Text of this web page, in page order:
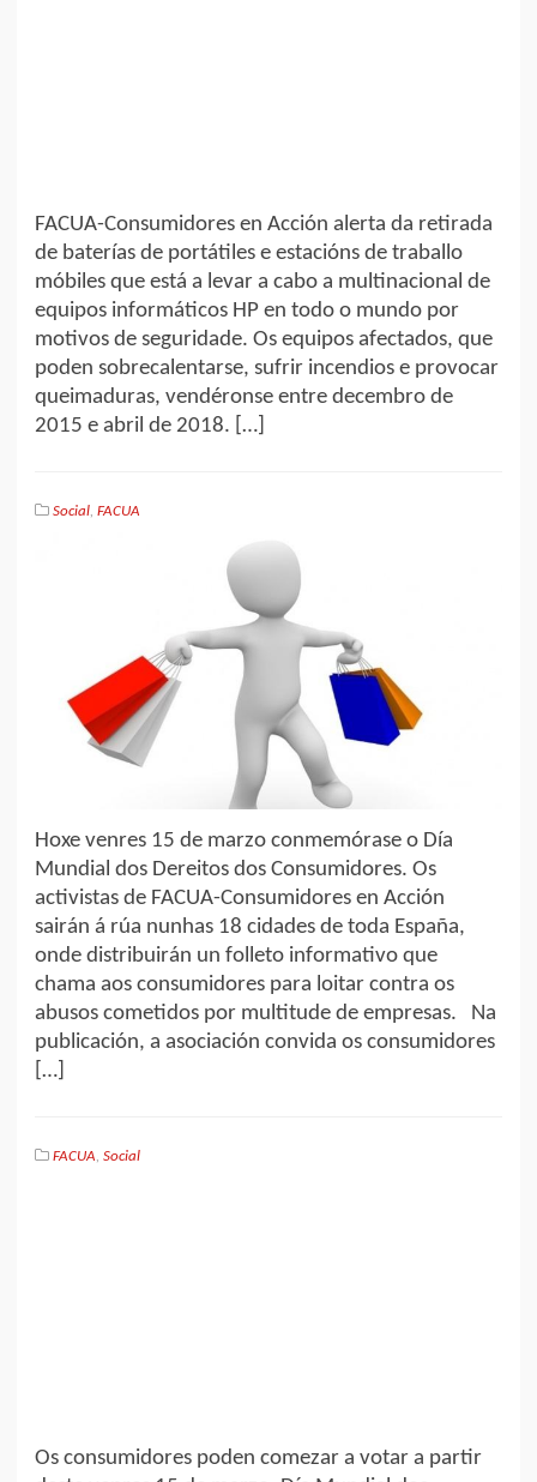
FACUA-Consumidores en Acción alerta da retirada
de baterías de portátiles e estacións de traballo
móbiles que está a levar a cabo a multinacional de
equipos informáticos HP en todo o mundo por
motivos de seguridade. Os equipos afectados, que
poden sobrecalentarse, sufrir incendios e provocar
queimaduras, vendéronse entre decembro de
2015 e abril de 2018. […]
Social, FACUA
Hoxe venres 15 de marzo conmemórase o Día
Mundial dos Dereitos dos Consumidores. Os
activistas de FACUA-Consumidores en Acción
sairán á rúa nunhas 18 cidades de toda España,
onde distribuirán un folleto informativo que
chama aos consumidores para loitar contra os
abusos cometidos por multitude de empresas. Na
publicación, a asociación convida os consumidores
[…]
FACUA, Social
Os consumidores poden comezar a votar a partir